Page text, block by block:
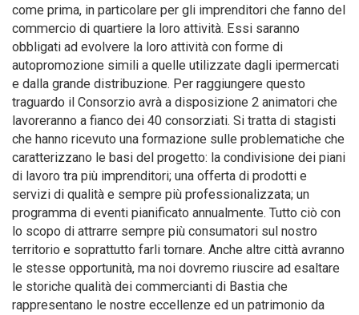
come prima, in particolare per gli imprenditori che fanno del
commercio di quartiere la loro attività. Essi saranno
obbligati ad evolvere la loro attività con forme di
autopromozione simili a quelle utilizzate dagli ipermercati
e dalla grande distribuzione. Per raggiungere questo
traguardo il Consorzio avrà a disposizione 2 animatori che
lavoreranno a fianco dei 40 consorziati. Si tratta di stagisti
che hanno ricevuto una formazione sulle problematiche che
caratterizzano le basi del progetto: la condivisione dei piani
di lavoro tra più imprenditori; una offerta di prodotti e
servizi di qualità e sempre più professionalizzata; un
programma di eventi pianificato annualmente. Tutto ciò con
lo scopo di attrarre sempre più consumatori sul nostro
territorio e soprattutto farli tornare. Anche altre città avranno
le stesse opportunità, ma noi dovremo riuscire ad esaltare
le storiche qualità dei commercianti di Bastia che
rappresentano le nostre eccellenze ed un patrimonio da